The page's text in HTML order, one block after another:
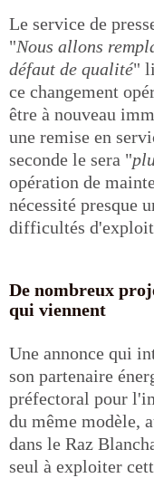
Le service de
"Nous allons
défaut de qualité"
ce changement
être à nouveau
une remise en
seconde le sera "
opération de
nécessité presque
difficultés
De nombreux
qui viennent
Une annonce qui
son partenaire
préfectoral pour
du même modèle,
dans le Raz
seul à exploiter